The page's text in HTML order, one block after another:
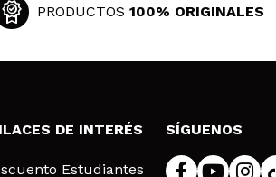
PRODUCTOS 100% ORIGINALES
DE INTERÉS
Estudiantes
SÍGUENOS